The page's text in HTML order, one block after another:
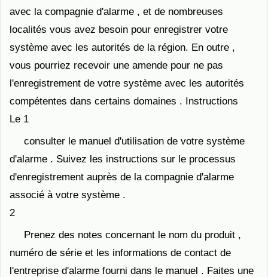
avec la compagnie d'alarme , et de nombreuses
localités vous avez besoin pour enregistrer votre
système avec les autorités de la région. En outre ,
vous pourriez recevoir une amende pour ne pas
l'enregistrement de votre système avec les autorités
compétentes dans certains domaines . Instructions
Le 1
consulter le manuel d'utilisation de votre système
d'alarme . Suivez les instructions sur le processus
d'enregistrement auprès de la compagnie d'alarme
associé à votre système .
2
Prenez des notes concernant le nom du produit ,
numéro de série et les informations de contact de
l'entreprise d'alarme fourni dans le manuel . Faites une